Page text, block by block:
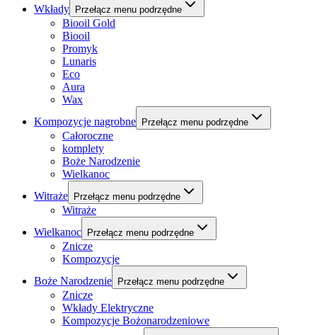
Wkłady Przełącz menu podrzędne
Biooil Gold
Biooil
Promyk
Lunaris
Eco
Aura
Wax
Kompozycje nagrobne Przełącz menu podrzędne
Całoroczne
komplety
Boże Narodzenie
Wielkanoc
Witraże Przełącz menu podrzędne
Witraże
Wielkanoc Przełącz menu podrzędne
Znicze
Kompozycje
Boże Narodzenie Przełącz menu podrzędne
Znicze
Wkłady Elektryczne
Kompozycje Bożonarodzeniowe